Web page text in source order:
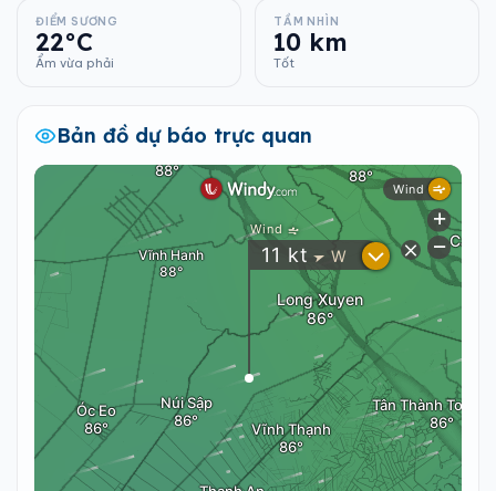
ĐIỂM SƯƠNG
22°C
Ẩm vừa phải
TẦM NHÌN
10 km
Tốt
Bản đồ dự báo trực quan